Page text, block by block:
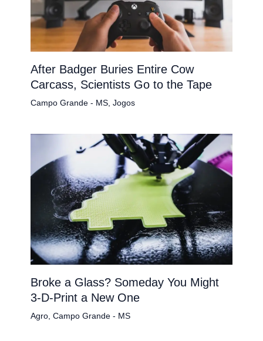
After Badger Buries Entire Cow
Carcass, Scientists Go to the Tape
Campo Grande - MS, Jogos
Broke a Glass? Someday You Might
3-D-Print a New One
Agro, Campo Grande - MS